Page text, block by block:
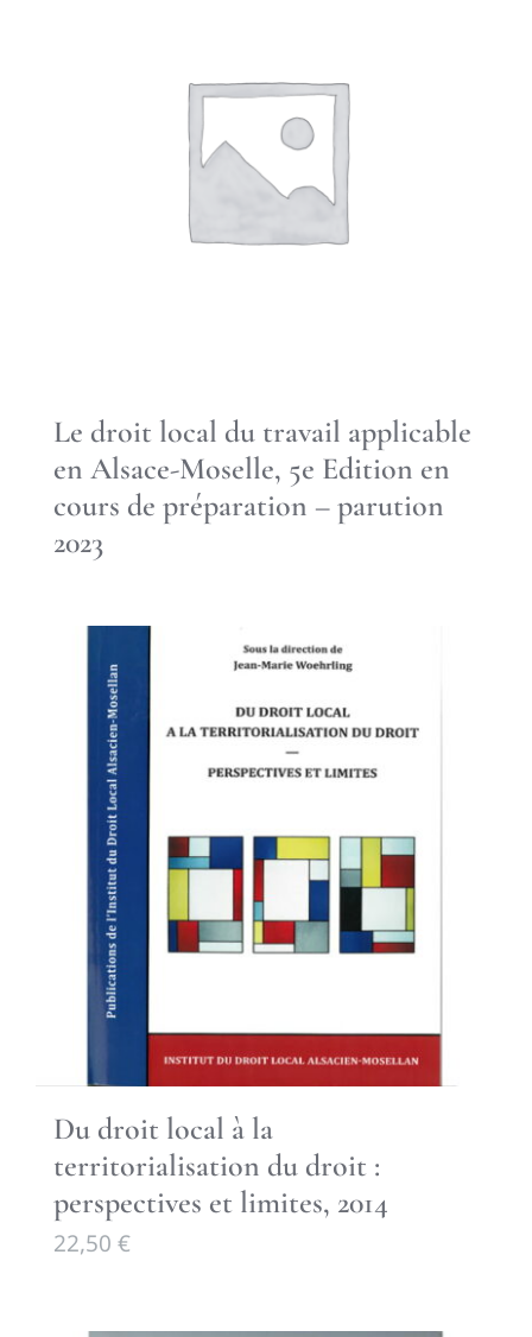
Le droit local du travail applicable
en Alsace-Moselle, 5e Edition en
cours de préparation – parution
2023
Du droit local à la
territorialisation du droit :
perspectives et limites, 2014
22,50 €